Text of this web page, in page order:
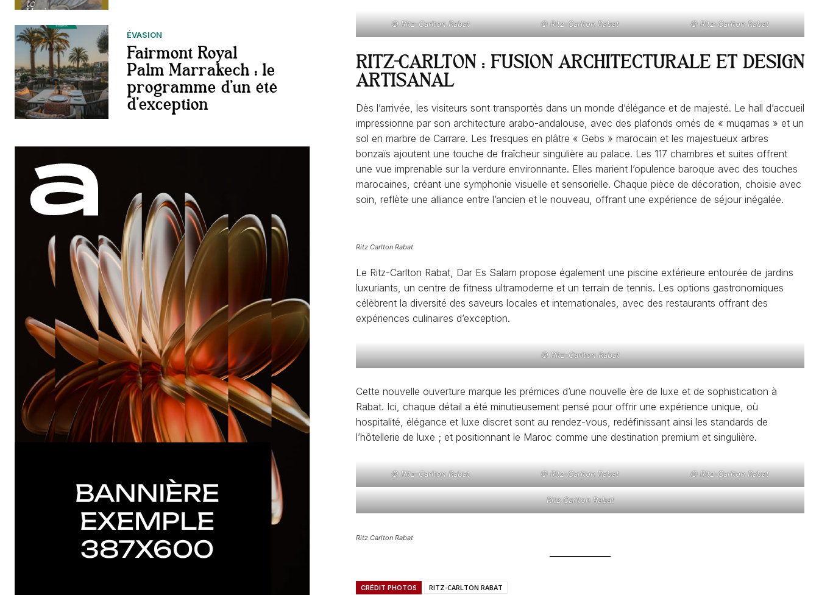
ÉVASION
Fairmont Royal
Palm Marrakech : le
programme d’un été
d’exception
© Ritz-Carlton Rabat © Ritz-Carlton Rabat © Ritz-Carlton Rabat
RITZ-CARLTON : FUSION ARCHITECTURALE ET DESIGN
ARTISANAL
Dès l’arrivée, les visiteurs sont transportés dans un monde d’élégance et de majesté. Le hall d’accueil
impressionne par son architecture arabo-andalouse, avec des plafonds ornés de « muqarnas » et un
sol en marbre de Carrare. Les fresques en plâtre « Gebs » marocain et les majestueux arbres
bonzaïs ajoutent une touche de fraîcheur singulière au palace. Les 117 chambres et suites offrent
une vue imprenable sur la verdure environnante. Elles marient l’opulence baroque avec des touches
marocaines, créant une symphonie visuelle et sensorielle. Chaque pièce de décoration, choisie avec
soin, reflète une alliance entre l’ancien et le nouveau, offrant une expérience de séjour inégalée.
Ritz Carlton Rabat
Le Ritz-Carlton Rabat, Dar Es Salam propose également une piscine extérieure entourée de jardins
luxuriants, un centre de fitness ultramoderne et un terrain de tennis. Les options gastronomiques
célèbrent la diversité des saveurs locales et internationales, avec des restaurants offrant des
expériences culinaires d’exception.
© Ritz-Carlton Rabat
Cette nouvelle ouverture marque les prémices d’une nouvelle ère de luxe et de sophistication à
Rabat. Ici, chaque détail a été minutieusement pensé pour offrir une expérience unique, où
hospitalité, élégance et luxe discret sont au rendez-vous, redéfinissant ainsi les standards de
l’hôtellerie de luxe ; et positionnant le Maroc comme une destination premium et singulière.
© Ritz-Carlton Rabat © Ritz-Carlton Rabat © Ritz-Carlton Rabat
Ritz Carlton Rabat
Ritz Carlton Rabat
CRÉDIT PHOTOS RITZ-CARLTON RABAT